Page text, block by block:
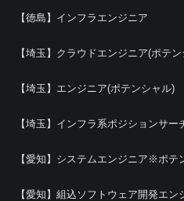
【徳島】インフラエンジニア
【埼玉】クラウドエンジニア(ポテ
【埼玉】エンジニア(ポテンシャル)
【埼玉】インフラ系ポジションサ
【愛知】システムエンジニア※ポテ
【愛知】組込ソフトウェア開発エン